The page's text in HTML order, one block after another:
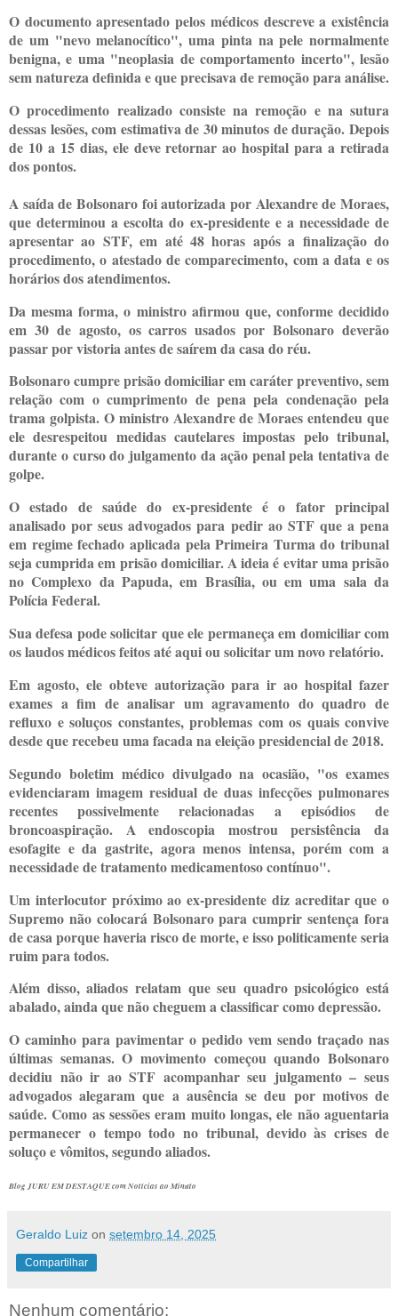
O documento apresentado pelos médicos descreve a existência
de um "nevo melanocítico", uma pinta na pele normalmente
benigna, e uma "neoplasia de comportamento incerto", lesão
sem natureza definida e que precisava de remoção para análise.
O procedimento realizado consiste na remoção e na sutura
dessas lesões, com estimativa de 30 minutos de duração. Depois
de 10 a 15 dias, ele deve retornar ao hospital para a retirada
dos pontos.
A saída de Bolsonaro foi autorizada por Alexandre de Moraes,
que determinou a escolta do ex-presidente e a necessidade de
apresentar ao STF, em até 48 horas após a finalização do
procedimento, o atestado de comparecimento, com a data e os
horários dos atendimentos.
Da mesma forma, o ministro afirmou que, conforme decidido
em 30 de agosto, os carros usados por Bolsonaro deverão
passar por vistoria antes de saírem da casa do réu.
Bolsonaro cumpre prisão domiciliar em caráter preventivo, sem
relação com o cumprimento de pena pela condenação pela
trama golpista. O ministro Alexandre de Moraes entendeu que
ele desrespeitou medidas cautelares impostas pelo tribunal,
durante o curso do julgamento da ação penal pela tentativa de
golpe.
O estado de saúde do ex-presidente é o fator principal
analisado por seus advogados para pedir ao STF que a pena
em regime fechado aplicada pela Primeira Turma do tribunal
seja cumprida em prisão domiciliar. A ideia é evitar uma prisão
no Complexo da Papuda, em Brasília, ou em uma sala da
Polícia Federal.
Sua defesa pode solicitar que ele permaneça em domiciliar com
os laudos médicos feitos até aqui ou solicitar um novo relatório.
Em agosto, ele obteve autorização para ir ao hospital fazer
exames a fim de analisar um agravamento do quadro de
refluxo e soluços constantes, problemas com os quais convive
desde que recebeu uma facada na eleição presidencial de 2018.
Segundo boletim médico divulgado na ocasião, "os exames
evidenciaram imagem residual de duas infecções pulmonares
recentes possivelmente relacionadas a episódios de
broncoaspiração. A endoscopia mostrou persistência da
esofagite e da gastrite, agora menos intensa, porém com a
necessidade de tratamento medicamentoso contínuo".
Um interlocutor próximo ao ex-presidente diz acreditar que o
Supremo não colocará Bolsonaro para cumprir sentença fora
de casa porque haveria risco de morte, e isso politicamente seria
ruim para todos.
Além disso, aliados relatam que seu quadro psicológico está
abalado, ainda que não cheguem a classificar como depressão.
O caminho para pavimentar o pedido vem sendo traçado nas
últimas semanas. O movimento começou quando Bolsonaro
decidiu não ir ao STF acompanhar seu julgamento – seus
advogados alegaram que a ausência se deu por motivos de
saúde. Como as sessões eram muito longas, ele não aguentaria
permanecer o tempo todo no tribunal, devido às crises de
soluço e vômitos, segundo aliados.
Blog JURU EM DESTAQUE com Notícias ao Minuto
Geraldo Luiz on setembro 14, 2025
Compartilhar
Nenhum comentário: